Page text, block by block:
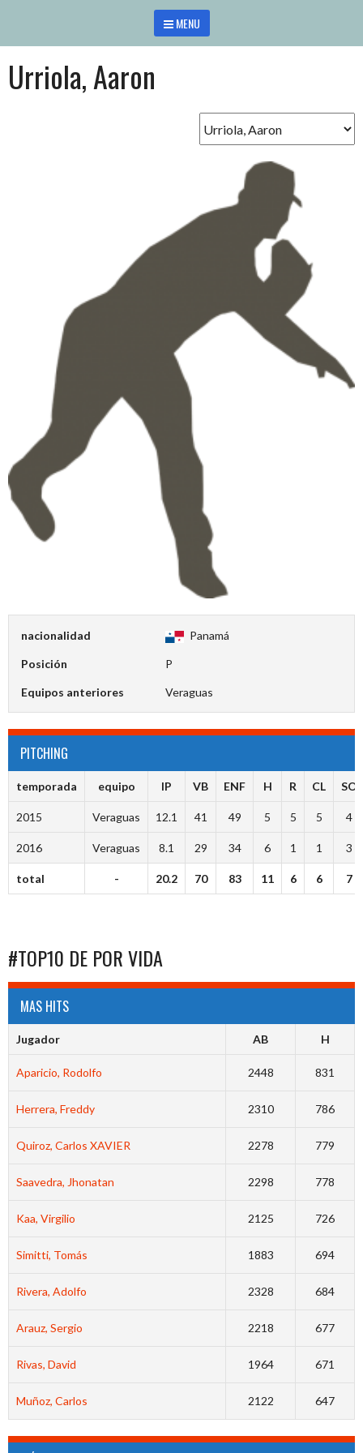
contenido
MENU
Urriola, Aaron
nacionalidad Panamá
Posición P
Equipos anteriores Veraguas
PITCHING
temporada equipo IP VB ENF H R CL SO
2015 Veraguas 12.1 41 49 5 5 5 4
2016 Veraguas 8.1 29 34 6 1 1 3
total - 20.2 70 83 11 6 6 7
#TOP10 DE POR VIDA
MAS HITS
Jugador AB H
Aparicio, Rodolfo 2448 831
Herrera, Freddy 2310 786
Quiroz, Carlos XAVIER 2278 779
Saavedra, Jhonatan 2298 778
Kaa, Virgilio 2125 726
Simitti, Tomás 1883 694
Rivera, Adolfo 2328 684
Arauz, Sergio 2218 677
Rivas, David 1964 671
Muñoz, Carlos 2122 647